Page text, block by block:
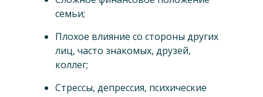
семьи;
Плохое влияние со стороны других
лиц, часто знакомых, друзей,
коллег;
Стрессы, депрессия, психические